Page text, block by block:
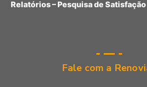
Relatórios – Pesquisa de Satisfação
Fale com a